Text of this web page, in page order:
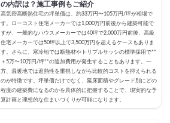
の内訳は？施工事例もご紹介
高気密高断熱住宅の坪単価は、約33万円〜105万円/坪が相場で
す。ローコスト住宅メーカーでは1,000万円前後から建築可能で
すが、一般的なハウスメーカーでは40坪で2,000万円前後、高級
住宅メーカーでは50坪以上で3,500万円を超えるケースもありま
す。さらに、寒冷地では断熱材やトリプルサッシの標準採用で**
＋5万〜10万円/坪**の追加費用が発生することもあります。一
方、温暖地では遮熱性を重視しながら比較的コストを抑えられる
のが特徴です。坪単価だけでなく、延床面積やグレード別にどの
程度の建築費になるのかを具体的に把握することで、現実的な予
算計画と理想的な住まいづくりが可能になります。